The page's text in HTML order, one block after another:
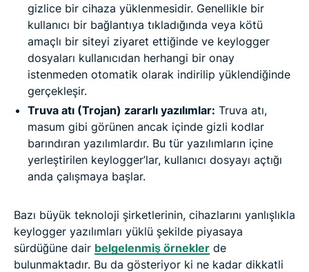
gizlice bir cihaza yüklenmesidir. Genellikle bir
kullanıcı bir bağlantıya tıkladığında veya kötü
amaçlı bir siteyi ziyaret ettiğinde ve keylogger
dosyaları kullanıcıdan herhangi bir onay
istenmeden otomatik olarak indirilip yüklendiğinde
gerçekleşir.
Truva atı (Trojan) zararlı yazılımlar: Truva atı,
masum gibi görünen ancak içinde gizli kodlar
barındıran yazılımlardır. Bu tür yazılımların içine
yerleştirilen keylogger’lar, kullanıcı dosyayı açtığı
anda çalışmaya başlar.
Bazı büyük teknoloji şirketlerinin, cihazlarını yanlışlıkla
keylogger yazılımları yüklü şekilde piyasaya
sürdüğüne dair belgelenmiş örnekler de
bulunmaktadır. Bu da gösteriyor ki ne kadar dikkatli